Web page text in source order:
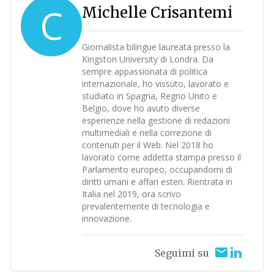
C Michelle Crisantemi
Giornalista bilingue laureata presso la
Kingston University di Londra. Da
sempre appassionata di politica
internazionale, ho vissuto, lavorato e
studiato in Spagna, Regno Unito e
Belgio, dove ho avuto diverse
esperienze nella gestione di redazioni
multimediali e nella correzione di
contenuti per il Web. Nel 2018 ho
lavorato come addetta stampa presso il
Parlamento europeo, occupandomi di
diritti umani e affari esteri. Rientrata in
Italia nel 2019, ora scrivo
prevalentemente di tecnologia e
innovazione.
Seguimi su